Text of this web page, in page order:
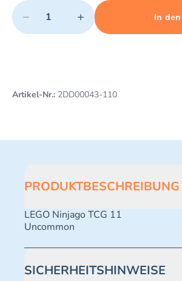
Quantity
− +
Minimum quantity: 1 Maximum In
Add 1 item to cart
Artikel-Nr.: 2DD00043-110
PRODUKTBESCHREIBUNG
LEGO Ninjago TCG 11
Uncommon
SICHERHEITSHINWEISE